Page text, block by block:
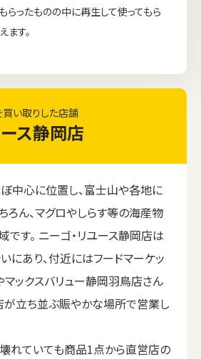
らったものの中に再生して使ってもら
ます。
い取りした店舗
ス静岡店
中心に位置し、富士山や各地に
ん、マグロやしらす等の海産物
す。 ニーゴ・リユース静岡店は
にあり、付近にはフードマーケッ
マックスバリュー静岡羽鳥店さん
が立ち並ぶ賑やかな場所で営業し
壊れていても商品1点から直営店の